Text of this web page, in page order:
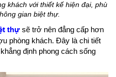
khách với thiết kế hiện đại, phù
gian biệt thự.
thự sẽ trở nên đẳng cấp hơn
phòng khách. Đây là chi tiết
định phong cách sống